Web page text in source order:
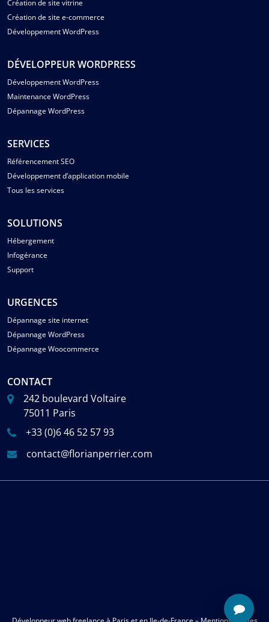
Création de site vitrine
Création de site e-commerce
Développement WordPress
DÉVELOPPEUR WORDPRESS
Développement WordPress
Maintenance WordPress
Dépannage WordPress
SERVICES
Référencement SEO
Développement d’application mobile
Tous les services
SOLUTIONS
Hébergement
Infogérance
Support
URGENCES
Dépannage site internet
Dépannage WordPress
Dépannage Woocommerce
CONTACT
242 boulevard Voltaire
75011 Paris
+33 (0)6 46 52 57 93
contact@florianperrier.com